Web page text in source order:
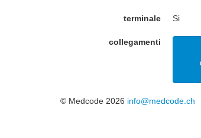
terminale Si
collegamenti
© Medcode 2026 info@medcode.ch